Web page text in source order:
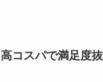
コスパで満足度